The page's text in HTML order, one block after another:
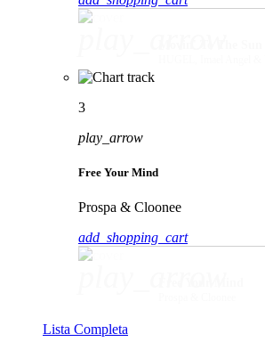
3
play_arrow
Free Your Mind
Prospa & Cloonee
add_shopping_cart
Lista Completa